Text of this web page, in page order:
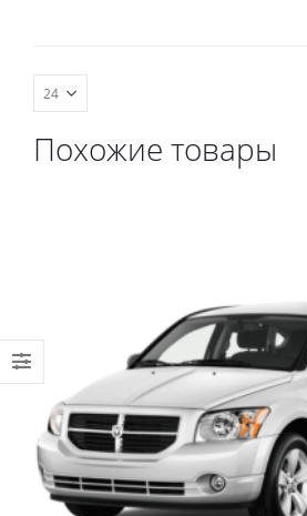
Похожие товары